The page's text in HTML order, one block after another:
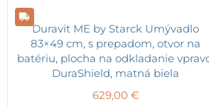
Duravit ME by Starck Umývadlo
83×49 cm, s prepadom, otvor na
batériu, plocha na odkladanie
DuraShield, matná biela
629,00 €